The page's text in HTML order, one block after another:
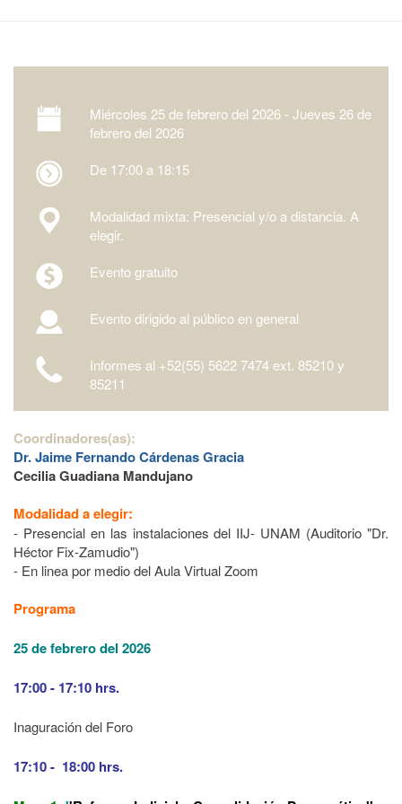
Miércoles 25 de febrero del 2026 - Jueves 26 de
febrero del 2026
De 17:00 a 18:15
Modalidad mixta: Presencial y/o a distancia. A
elegir.
Evento gratuito
Evento dirigido al público en general
Informes al +52(55) 5622 7474 ext. 85210 y
85211
Coordinadores(as):
Dr. Jaime Fernando Cárdenas Gracia
Cecilia Guadiana Mandujano
Modalidad a elegir:
- Presencial en las instalaciones del IIJ- UNAM (Auditorio "Dr.
Héctor Fix-Zamudio")
- En linea por medio del Aula Virtual Zoom
Programa
25 de febrero del 2026
17:00 - 17:10 hrs.
Inaguración del Foro
17:10 - 18:00 hrs.